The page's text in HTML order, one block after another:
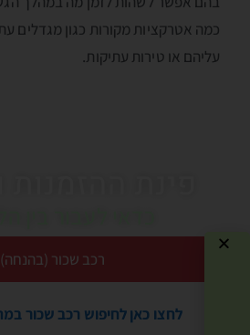
כמה אטרקציות מקורות כגון מגדלים
עליהם או טירות עתיקות.
רכב שכור (בהנחה)
לחצו כאן לחיפוש רכב שכור